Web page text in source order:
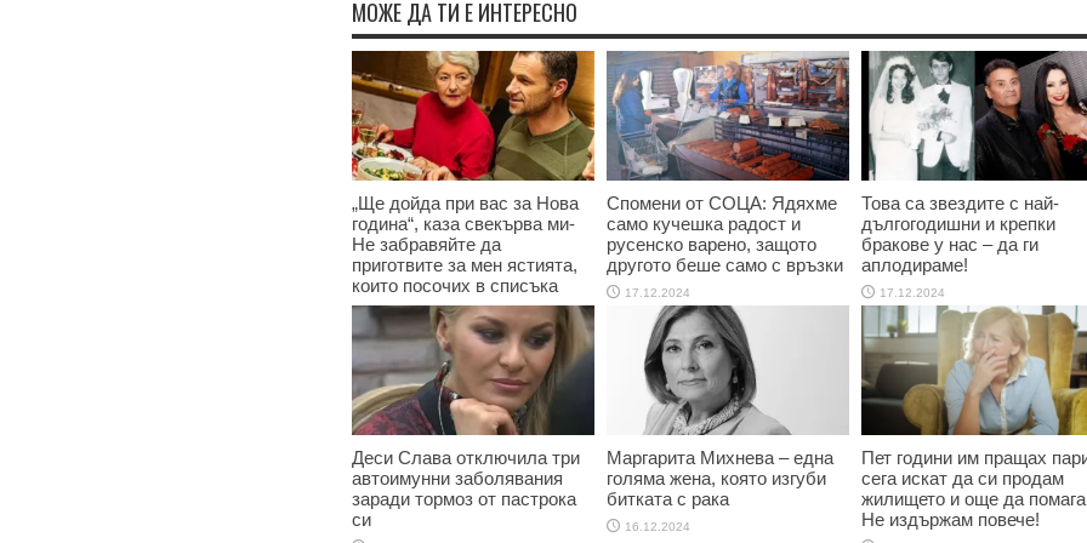
МОЖЕ ДА ТИ Е ИНТЕРЕСНО
„Ще дойда при вас за Нова
година“, каза свекърва ми-
Не забравяйте да
приготвите за мен ястията,
които посочих в списъка
17.12.2024
Спомени от СОЦА: Ядяхме
само кучешка радост и
русенско варено, защото
другото беше само с връзки
17.12.2024
Това са звездите с най-
дългогодишни и крепки
бракове у нас – да ги
аплодираме!
17.12.2024
Деси Слава отключила три
автоимунни заболявания
заради тормоз от пастрока
си
Маргарита Михнева – една
голяма жена, която изгуби
битката с рака
16.12.2024
Пет години им пращах
сега искат да си продам
жилището и още да
Не издържам повече!